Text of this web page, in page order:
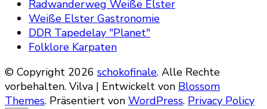
Radwanderweg Weiße Elster
Weiße Elster Gastronomie
DDR Tapedelay "Planet"
Folklore Karpaten
© Copyright 2026 schokofinale. Alle Rechte
vorbehalten. Vilva | Entwickelt von Blossom
Themes. Präsentiert von WordPress. Privacy Policy